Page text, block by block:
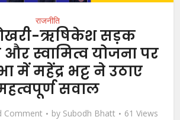
राजनीति
ऋषिकेश सड़क
स्वामित्व योजना पर
में महेंद्र भट्ट ने उठाए
सवाल
Comment by Subodh Bhatt 61 Views